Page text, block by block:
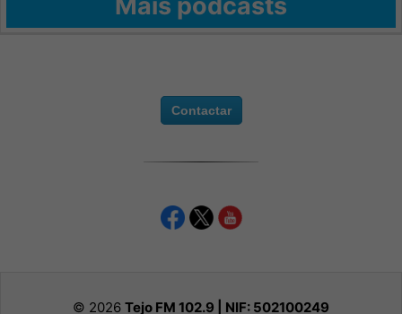
Contactar
© 2026 Tejo FM 102.9 | NIF: 502100249